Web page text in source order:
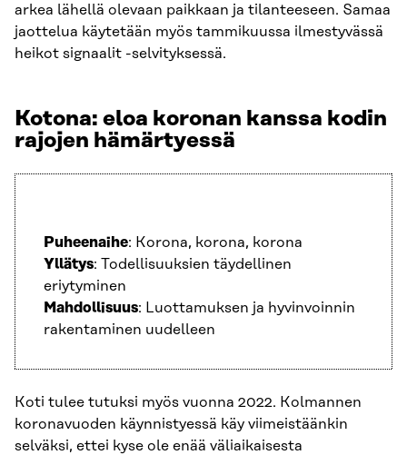
arkea lähellä olevaan paikkaan ja tilanteeseen. Samaa
jaottelua käytetään myös tammikuussa ilmestyvässä
heikot signaalit -selvityksessä.
Kotona: eloa koronan kanssa kodin
rajojen hämärtyessä
Puheenaihe: Korona, korona, korona
Yllätys: Todellisuuksien täydellinen
eriytyminen
Mahdollisuus: Luottamuksen ja hyvinvoinnin
rakentaminen uudelleen
Koti tulee tutuksi myös vuonna 2022. Kolmannen
koronavuoden käynnistyessä käy viimeistäänkin
selväksi, ettei kyse ole enää väliaikaisesta